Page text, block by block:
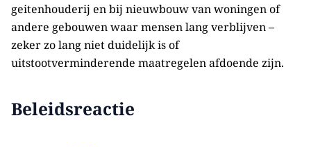
geitenhouderij en bij nieuwbouw van woningen of
andere gebouwen waar mensen lang verblijven –
zeker zo lang niet duidelijk is of
uitstootverminderende maatregelen afdoende zijn.
Beleidsreactie